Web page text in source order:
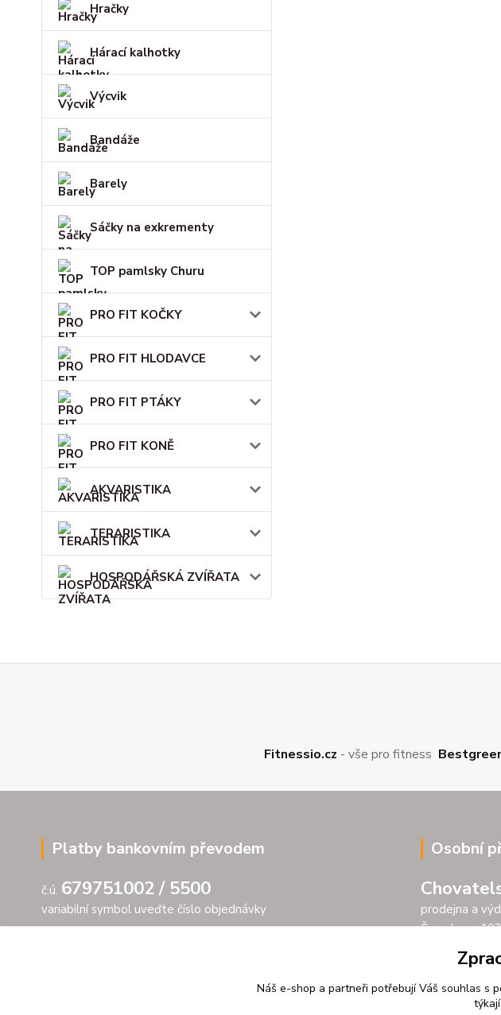
Hračky
Hárací kalhotky
Výcvik
Bandáže
Barely
Sáčky na exkrementy
TOP pamlsky Churu
PRO FIT KOČKY
PRO FIT HLODAVCE
PRO FIT PTÁKY
PRO FIT KONĚ
AKVARISTIKA
TERARISTIKA
HOSPODÁŘSKÁ ZVÍŘATA
Fitnessio.cz - vše pro fitness
Platby bankovním převodem
č.ú. 679751002 / 5500
variabilní symbol uveďte číslo objednávky
Osobní
prodejna a
Šarochova
25001
Po - Pá
So 9.00 -
Náš e-shop a partneři potřebují Váš souhlas s